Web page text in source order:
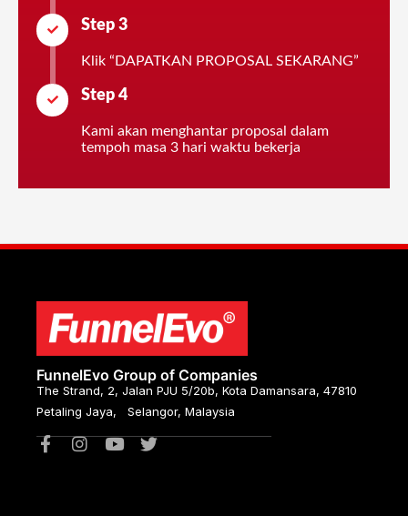
Step 3
Klik “DAPATKAN PROPOSAL SEKARANG”
Step 4
Kami akan menghantar proposal dalam
tempoh masa 3 hari waktu bekerja
FunnelEvo Group of Companies
The Strand, 2, Jalan PJU 5/20b, Kota Damansara, 47810
Petaling Jaya, Selangor, Malaysia